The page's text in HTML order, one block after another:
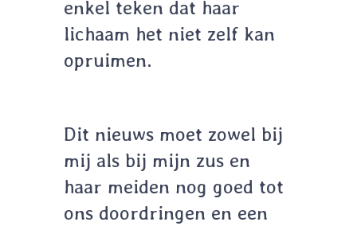
enkel teken dat haar
lichaam het niet zelf kan
opruimen.
Dit nieuws moet zowel bij
mij als bij mijn zus en
haar meiden nog goed tot
ons doordringen en een